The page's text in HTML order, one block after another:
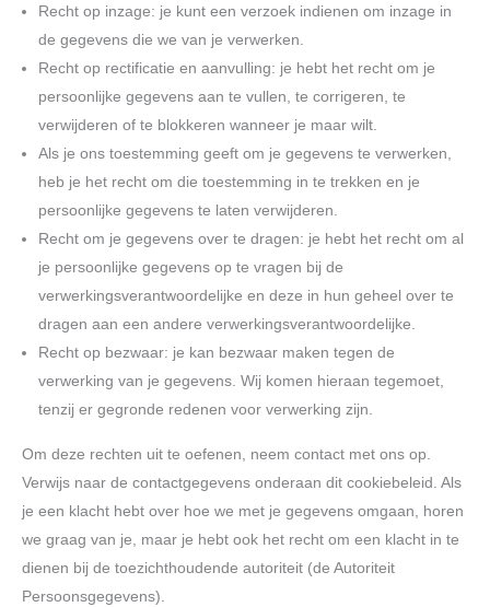
Recht op inzage: je kunt een verzoek indienen om inzage in
de gegevens die we van je verwerken.
Recht op rectificatie en aanvulling: je hebt het recht om je
persoonlijke gegevens aan te vullen, te corrigeren, te
verwijderen of te blokkeren wanneer je maar wilt.
Als je ons toestemming geeft om je gegevens te verwerken,
heb je het recht om die toestemming in te trekken en je
persoonlijke gegevens te laten verwijderen.
Recht om je gegevens over te dragen: je hebt het recht om al
je persoonlijke gegevens op te vragen bij de
verwerkingsverantwoordelijke en deze in hun geheel over te
dragen aan een andere verwerkingsverantwoordelijke.
Recht op bezwaar: je kan bezwaar maken tegen de
verwerking van je gegevens. Wij komen hieraan tegemoet,
tenzij er gegronde redenen voor verwerking zijn.
Om deze rechten uit te oefenen, neem contact met ons op.
Verwijs naar de contactgegevens onderaan dit cookiebeleid. Als
je een klacht hebt over hoe we met je gegevens omgaan, horen
we graag van je, maar je hebt ook het recht om een klacht in te
dienen bij de toezichthoudende autoriteit (de Autoriteit
Persoonsgegevens).